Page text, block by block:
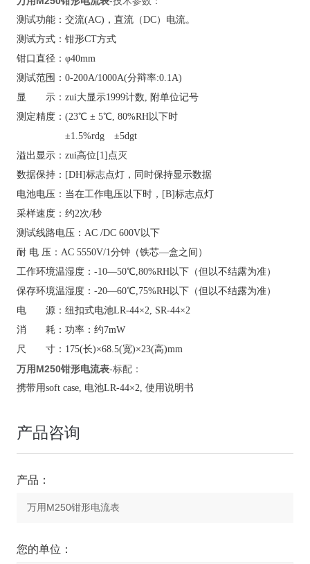
测试功能：交流(AC)，直流（DC）电流。
测试方式：钳形CT方式
钳口直径：φ40mm
测试范围：0-200A/1000A(分辩率:0.1A)
显 示：zui大显示1999计数, 附单位记号
测定精度：(23℃ ± 5℃, 80%RH以下时
±1.5%rdg ±5dgt
溢出显示：zui高位[1]点灭
数据保持：[DH]标志点灯，同时保持显示数据
电池电压：当在工作电压以下时，[B]标志点灯
采样速度：约2次/秒
测试线路电压：AC /DC 600V以下
耐 电 压：AC 5550V/1分钟（铁芯—盒之间）
工作环境温湿度：-10—50℃,80%RH以下（但以不结露为准）
保存环境温湿度：-20—60℃,75%RH以下（但以不结露为准）
电 源：纽扣式电池LR-44×2, SR-44×2
消 耗：功率：约7mW
尺 寸：175(长)×68.5(宽)×23(高)mm
万用M250钳形电流表-标配：
携带用soft case, 电池LR-44×2, 使用说明书
产品咨询
产品：
您的单位：